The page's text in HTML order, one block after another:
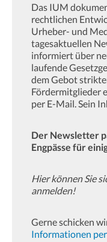
Das IUM
rechtlichen
Urheber- und
tagesaktuellen
informiert über
laufende
dem Gebot
Fördermitglieder
per E-Mail. Sein
Der Newsletter
Engpässe für
Hier können Sie
anmelden!
Gerne schicken
Informationen